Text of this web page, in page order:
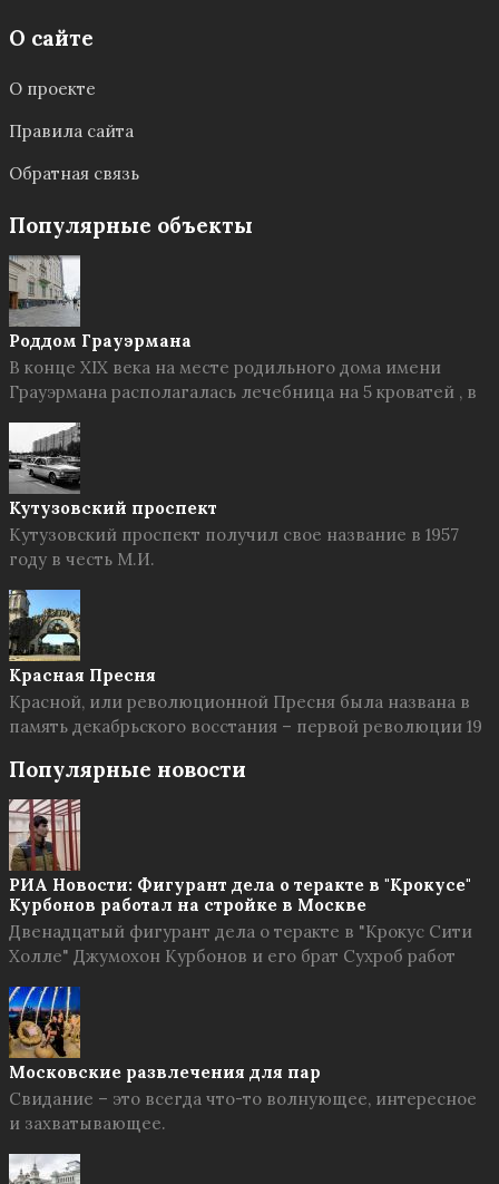
О сайте
О проекте
Правила сайта
Обратная связь
Популярные объекты
Роддом Грауэрмана
В конце XIX века на месте родильного дома имени
Грауэрмана располагалась лечебница на 5 кроватей , в
Кутузовский проспект
Кутузовский проспект получил свое название в 1957
году в честь М.И.
Красная Пресня
Красной, или революционной Пресня была названа в
память декабрьского восстания – первой революции 19
Популярные новости
РИА Новости: Фигурант дела о теракте в "Крокусе"
Курбонов работал на стройке в Москве
Двенадцатый фигурант дела о теракте в "Крокус Сити
Холле" Джумохон Курбонов и его брат Сухроб работ
Московские развлечения для пар
Свидание – это всегда что-то волнующее, интересное
и захватывающее.